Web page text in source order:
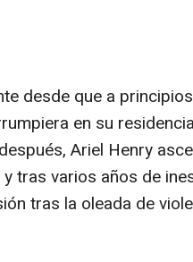
desde que a
en su
Ariel Henry
tras varios años de
tras la oleada de